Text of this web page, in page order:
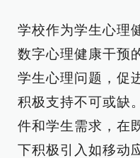
学校作为学生心理
数字心理健康干预
学生心理问题，促
积极支持不可或缺
件和学生需求，在
下积极引入如移动